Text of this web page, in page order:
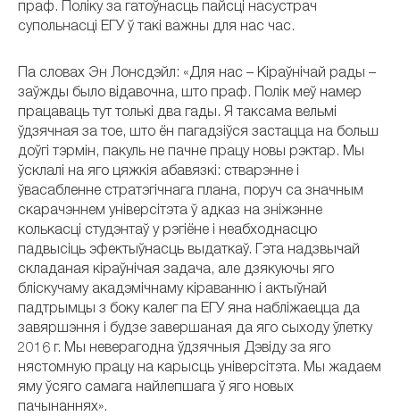
праф. Поліку за гатоўнасць пайсці насустрач
супольнасці ЕГУ ў такі важны для нас час.
Па словах Эн Лонсдэйл: «Для нас – Кіраўнічай рады –
заўжды было відавочна, што праф. Полік меў намер
працаваць тут толькі два гады. Я таксама вельмі
ўдзячная за тое, што ён пагадзіўся застацца на больш
доўгі тэрмін, пакуль не пачне працу новы рэктар. Мы
ўсклалі на яго цяжкія абавязкі: стварэнне і
ўвасабленне стратэгічнага плана, поруч са значным
скарачэннем універсітэта ў адказ на зніжэнне
колькасці студэнтаў у рэгіёне і неабходнасцю
падвысіць эфектыўнасць выдаткаў. Гэта надзвычай
складаная кіраўнічая задача, але дзякуючы яго
бліскучаму акадэмічнаму кіраванню і актыўнай
падтрымцы з боку калег па ЕГУ яна набліжаецца да
завяршэння і будзе завершаная да яго сыходу ўлетку
2016 г. Мы неверагодна ўдзячныя Дэвіду за яго
нястомную працу на карысць універсітэта. Мы жадаем
яму ўсяго самага найлепшага ў яго новых
пачынаннях».